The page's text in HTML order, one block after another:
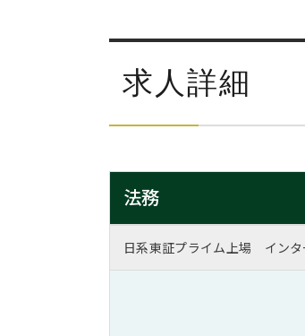
求人詳細
法務
日系東証プライム上場 インタ